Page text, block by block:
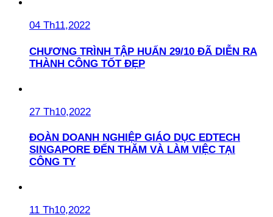
04 Th11,2022
CHƯƠNG TRÌNH TẬP HUẤN 29/10 ĐÃ DIỄN RA
THÀNH CÔNG TỐT ĐẸP
27 Th10,2022
ĐOÀN DOANH NGHIỆP GIÁO DỤC EDTECH
SINGAPORE ĐẾN THĂM VÀ LÀM VIỆC TẠI
CÔNG TY
11 Th10,2022